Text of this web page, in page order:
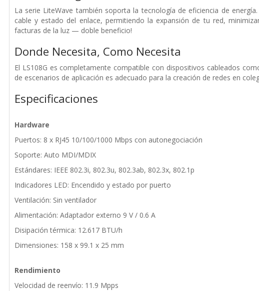
La serie LiteWave también soporta la tecnología de eficiencia de
cable y estado del enlace, permitiendo la expansión de tu red,
facturas de la luz — doble beneficio!
Donde Necesita, Como Necesita
El LS108G es completamente compatible con dispositivos cableados
de escenarios de aplicación es adecuado para la creación de redes en
Especificaciones
Hardware
Puertos: 8 x RJ45 10/100/1000 Mbps con autonegociación
Soporte: Auto MDI/MDIX
Estándares: IEEE 802.3i, 802.3u, 802.3ab, 802.3x, 802.1p
Indicadores LED: Encendido y estado por puerto
Ventilación: Sin ventilador
Alimentación: Adaptador externo 9 V / 0.6 A
Disipación térmica: 12.617 BTU/h
Dimensiones: 158 x 99.1 x 25 mm
Rendimiento
Velocidad de reenvío: 11.9 Mpps